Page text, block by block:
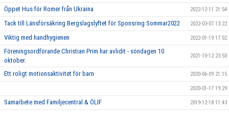
Öppet Hus för Romer från Ukraina 2022-12-11 21:54
Tack till Länsförsäkring Bergslagslyftet för Sponsring Sommar2022 2022-03-07 13:22
Viktig med handhygienen 2022-01-19 17:02
Föreningsordförande Christian Prim har avlidit - söndagen 10
oktober.
2021-10-12 23:50
Ett roligt motionsaktivitet för barn 2020-06-09 21:15
2020-01-17 19:29
Samarbete med Familjecentral & ÖLIF 2019-12-18 11:43